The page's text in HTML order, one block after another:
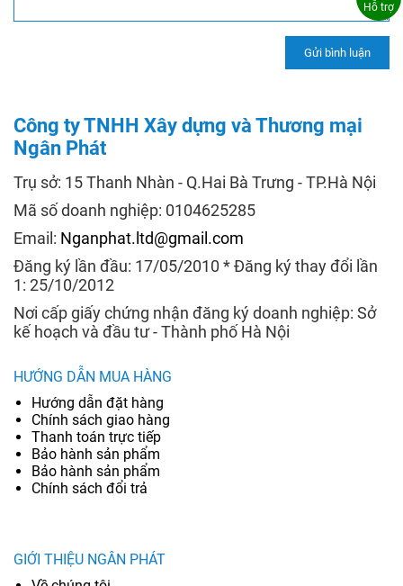
Công ty TNHH Xây dựng và Thương mại
Ngân Phát
Trụ sở: 15 Thanh Nhàn - Q.Hai Bà Trưng - TP.Hà Nội
Mã số doanh nghiệp: 0104625285
Email: Nganphat.ltd@gmail.com
Đăng ký lần đầu: 17/05/2010 * Đăng ký thay đổi lần
1: 25/10/2012
Nơi cấp giấy chứng nhận đăng ký doanh nghiệp: Sở
kế hoạch và đầu tư - Thành phố Hà Nội
HƯỚNG DẪN MUA HÀNG
Hướng dẫn đặt hàng
Chính sách giao hàng
Thanh toán trực tiếp
Bảo hành sản phẩm
Bảo hành sản phẩm
Chính sách đổi trả
GIỚI THIỆU NGÂN PHÁT
Hỗ trợ